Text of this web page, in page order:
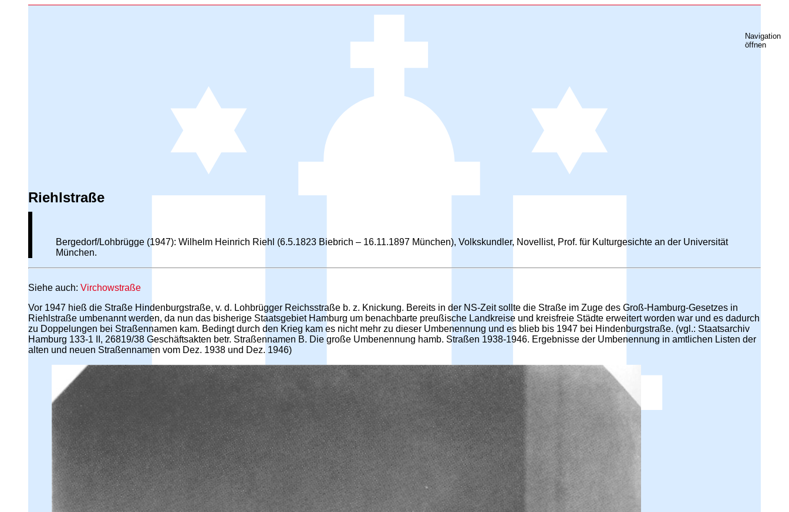
Navigation
öffnen
Riehlstraße
Bergedorf/Lohbrügge (1947): Wilhelm Heinrich Riehl (6.5.1823 Biebrich – 16.11.1897 München), Volkskundler, Novellist, Prof. für Kulturgesichte an der Universität
München.
Siehe auch: Virchowstraße
Vor 1947 hieß die Straße Hindenburgstraße, v. d. Lohbrügger Reichsstraße b. z. Knickung. Bereits in der NS-Zeit sollte die Straße im Zuge des Groß-Hamburg-Gesetzes in
Riehlstraße umbenannt werden, da nun das bisherige Staatsgebiet Hamburg um benachbarte preußische Landkreise und kreisfreie Städte erweitert worden war und es dadurch
zu Doppelungen bei Straßennamen kam. Bedingt durch den Krieg kam es nicht mehr zu dieser Umbenennung und es blieb bis 1947 bei Hindenburgstraße. (vgl.: Staatsarchiv
Hamburg 133-1 II, 26819/38 Geschäftsakten betr. Straßennamen B. Die große Umbenennung hamb. Straßen 1938-1946. Ergebnisse der Umbenennung in amtlichen Listen der
alten und neuen Straßennamen vom Dez. 1938 und Dez. 1946)